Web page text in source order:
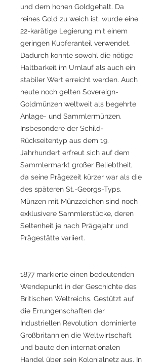
und dem hohen Goldgehalt. Da
reines Gold zu weich ist, wurde eine
22-karätige Legierung mit einem
geringen Kupferanteil verwendet.
Dadurch konnte sowohl die nötige
Haltbarkeit im Umlauf als auch ein
stabiler Wert erreicht werden. Auch
heute noch gelten Sovereign-
Goldmünzen weltweit als begehrte
Anlage- und Sammlermünzen.
Insbesondere der Schild-
Rückseitentyp aus dem 19.
Jahrhundert erfreut sich auf dem
Sammlermarkt großer Beliebtheit,
da seine Prägezeit kürzer war als die
des späteren St.-Georgs-Typs.
Münzen mit Münzzeichen sind noch
exklusivere Sammlerstücke, deren
Seltenheit je nach Prägejahr und
Prägestätte variiert.
1877 markierte einen bedeutenden
Wendepunkt in der Geschichte des
Britischen Weltreichs. Gestützt auf
die Errungenschaften der
Industriellen Revolution, dominierte
Großbritannien die Weltwirtschaft
und baute den internationalen
Handel über sein Kolonialnetz aus. In